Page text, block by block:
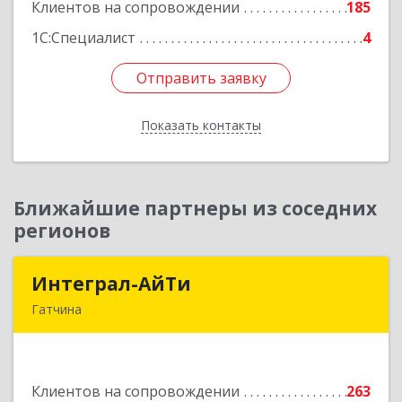
Клиентов на сопровождении
185
1С:Специалист
4
Отправить заявку
Показать контакты
Подробнее
Отправить заявку
Назад
Ближайшие партнеры из соседних
регионов
Интеграл-АйТи
Гатчина
Клиентов на сопровождении
263